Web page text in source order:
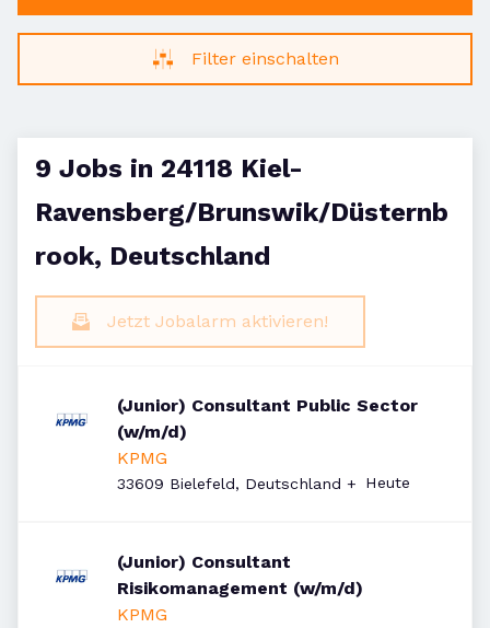
Filter einschalten
9 Jobs in 24118 Kiel-
Ravensberg/Brunswik/Düsternb
rook, Deutschland
Jetzt Jobalarm aktivieren!
(Junior) Consultant Public Sector
(w/m/d)
KPMG
33609 Bielefeld, Deutschland + Veröffentlicht
Heute
(Junior) Consultant
Risikomanagement (w/m/d)
KPMG